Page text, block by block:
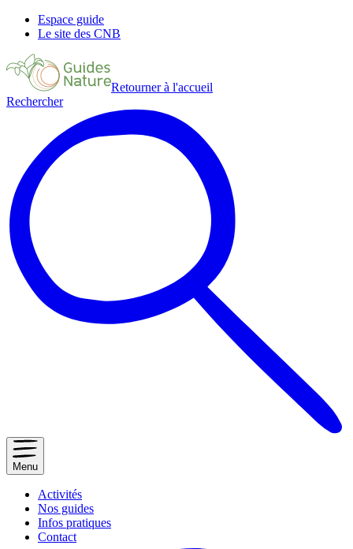
Espace guide
Le site des CNB
Retourner à l'accueil
Rechercher
Menu
Activités
Nos guides
Infos pratiques
Contact